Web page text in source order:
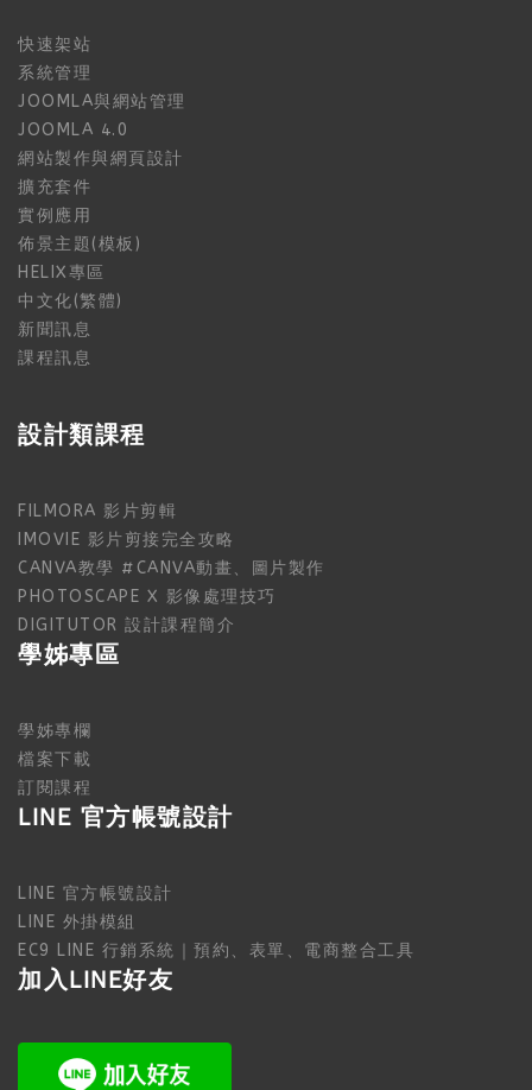
快速架站
系統管理
JOOMLA與網站管理
JOOMLA 4.0
網站製作與網頁設計
擴充套件
實例應用
佈景主題(模板)
HELIX專區
中文化(繁體)
新聞訊息
課程訊息
設計類課程
FILMORA 影片剪輯
IMOVIE 影片剪接完全攻略
CANVA教學 #CANVA動畫、圖片製作
PHOTOSCAPE X 影像處理技巧
DIGITUTOR 設計課程簡介
學姊專區
學姊專欄
檔案下載
訂閱課程
LINE 官方帳號設計
LINE 官方帳號設計
LINE 外掛模組
EC9 LINE 行銷系統｜預約、表單、電商整合工具
加入LINE好友